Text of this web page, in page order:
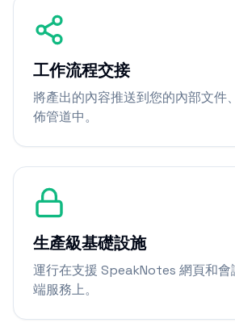
工作流程交接
將產出的內容推送到您的內部文件
佈管道中。
生產級基礎設施
運行在支援 SpeakNotes 網頁和會
端服務上。